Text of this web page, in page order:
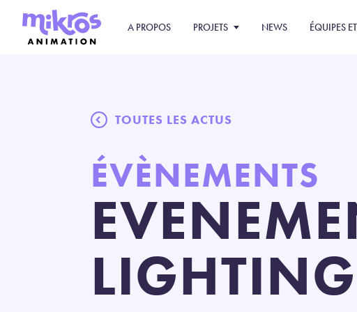
A PROPOS PROJETS NEWS ÉQUIPES
TOUTES LES ACTUS
ÉVÈNEMENTS